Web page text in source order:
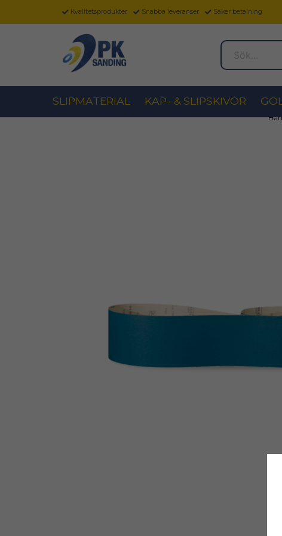
Kvalitetsprodukter Snabba leveranser Säker betalning
Sök...
SLIPMATERIAL KAP- & SLIPSKIVOR